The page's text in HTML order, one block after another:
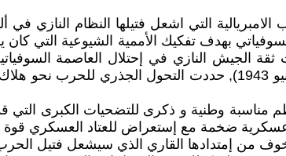
بذكرى الإنتصار في الحرب الامبريالية التي اشعل فتيلها
بهدف تفكيك الأممية الشيوعية التي كان
نحو موسكو, زعزعت ثقة الجيش النازي في إحتلال العاصمة
الإحتفال بيوم النصر بإعتباره أعظم مناسبة وطنية و ذكرى
ضخمة مع إستعراض للعتاد العسكري قوة
من إمتدادها القاري الذي سيشعل فتيل الحرب